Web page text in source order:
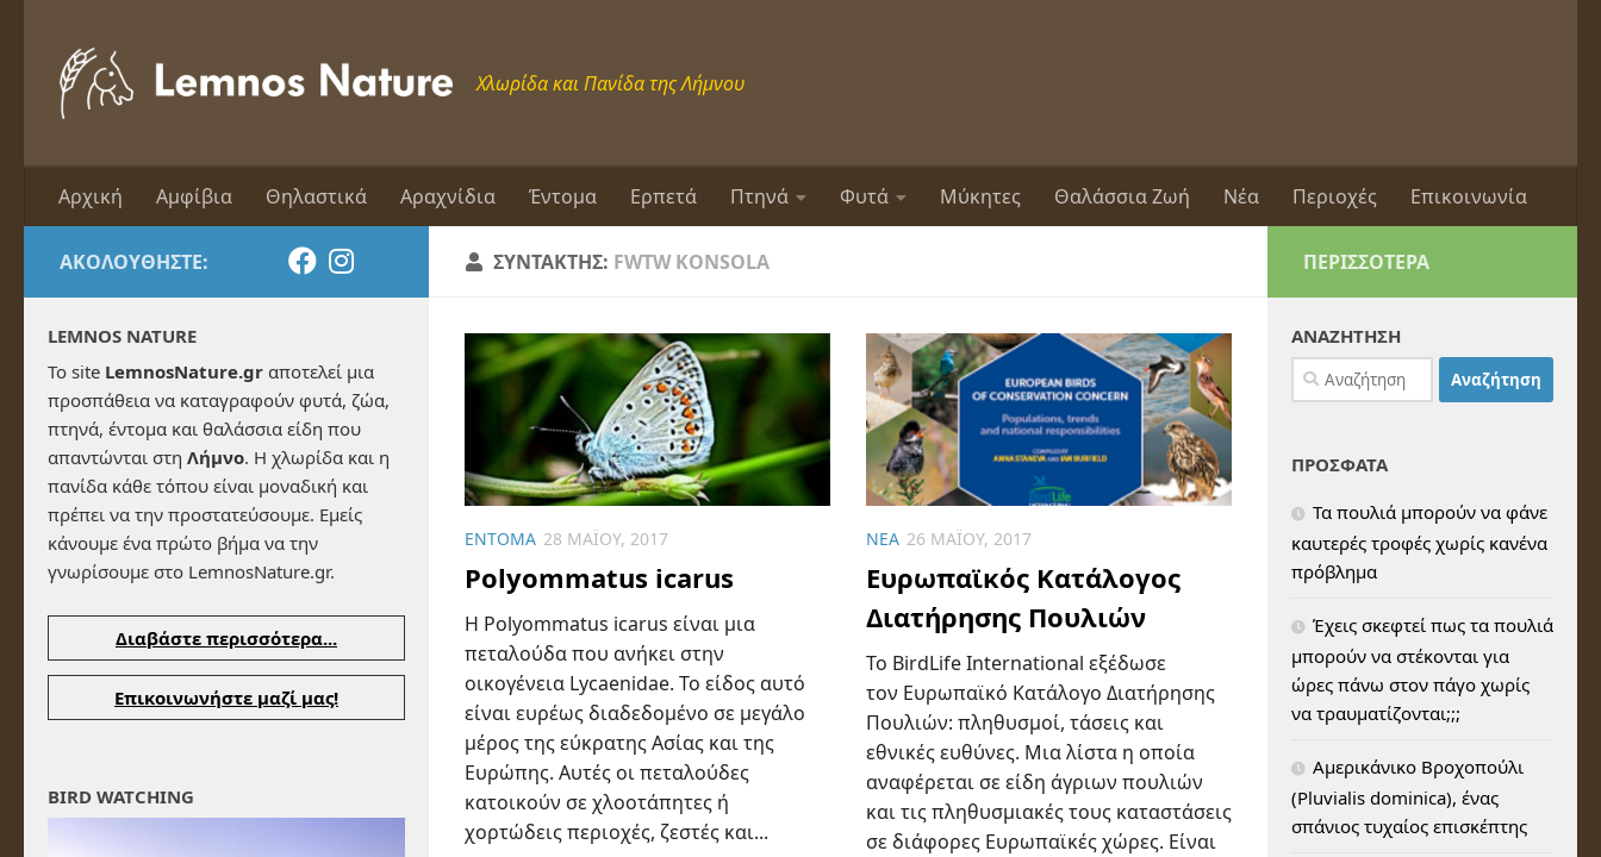
Χλωρίδα και Πανίδα της Λήμνου
Αρχική Αμφίβια Θηλαστικά Αραχνίδια Έντομα Ερπετά Πτηνά Φυτά Μύκητες Θαλάσσια Ζωή Νέα Περιοχές Επικοινωνία
ΣΥΝΤΆΚΤΗΣ: FWTW KONSOLA
ΈΝΤΟΜΑ 28 ΜΑΪ́ΟΥ, 2017
Polyommatus icarus
Η Polyommatus icarus είναι μια
πεταλούδα που ανήκει στην
οικογένεια Lycaenidae. Το είδος αυτό
είναι ευρέως διαδεδομένο σε μεγάλο
μέρος της εύκρατης Ασίας και της
Ευρώπης. Αυτές οι πεταλούδες
κατοικούν σε χλοοτάπητες ή
χορτώδεις περιοχές, ζεστές και...
ΝΈΑ 26 ΜΑΪ́ΟΥ, 2017
Ευρωπαϊκός Κατάλογος
Διατήρησης Πουλιών
Το BirdLife International εξέδωσε
τον Ευρωπαϊκό Κατάλογο Διατήρησης
Πουλιών: πληθυσμοί, τάσεις και
εθνικές ευθύνες. Μια λίστα η οποία
αναφέρεται σε είδη άγριων πουλιών
και τις πληθυσμιακές τους καταστάσεις
σε διάφορες Ευρωπαϊκές χώρες. Είναι
ΑΚΟΛΟΥΘΉΣΤΕ:
LEMNOS NATURE
Το site LemnosNature.gr αποτελεί μια
προσπάθεια να καταγραφούν φυτά, ζώα,
πτηνά, έντομα και θαλάσσια είδη που
απαντώνται στη Λήμνο. Η χλωρίδα και η
πανίδα κάθε τόπου είναι μοναδική και
πρέπει να την προστατεύσουμε. Εμείς
κάνουμε ένα πρώτο βήμα να την
γνωρίσουμε στο LemnosNature.gr.
Διαβάστε περισσότερα...
Επικοινωνήστε μαζί μας!
BIRD WATCHING
ΠΕΡΙΣΣΌΤΕΡΑ
ΑΝΑΖΗΤΗΣΗ
Αναζήτηση
για:
ΠΡΟΣΦΑΤΑ
Τα πουλιά μπορούν να φάνε
καυτερές τροφές χωρίς κανένα
πρόβλημα
Έχεις σκεφτεί πως τα πουλιά
μπορούν να στέκονται για
ώρες πάνω στον πάγο χωρίς
να τραυματίζονται;;;
Αμερικάνικο Βροχοπούλι
(Pluvialis dominica), ένας
σπάνιος τυχαίος επισκέπτης